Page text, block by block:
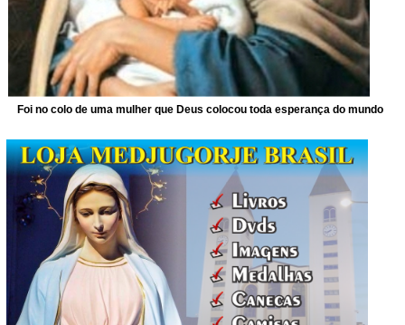
Foi no colo de uma mulher que Deus colocou toda esperança do mundo